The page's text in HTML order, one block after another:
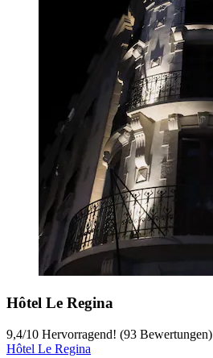
Hôtel Le Regina
9,4/10 Hervorragend! (93 Bewertungen)
Hôtel Le Regina